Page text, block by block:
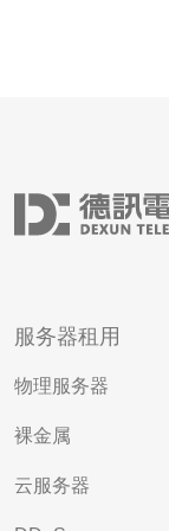
服务器租用
物理服务器
裸金属
云服务器